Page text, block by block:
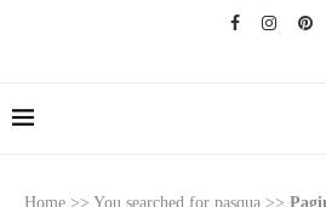
Home >> You searched for pasqua >>